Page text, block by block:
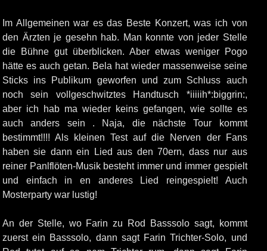
Im Allgemeinen war es das Beste Konzert, was ich von
den Ärzten je gesehn hab. Man konnte von jeder Stelle
die Bühne gut überblicken. Aber etwas weniger Pogo
hätte es auch getan. Bela hat wieder massenweise seine
Sticks ins Publikum geworfen und zum Schluss auch
noch sein vollgeschwitztes Handtusch *iiiiih*:biggrin:,
aber ich hab ma wieder keins gefangen, wie sollte es
auch anders sein . Naja, die nächste Tour kommt
bestimmt!!!! Als kleinen Test auf die Nerven der Fans
haben sie dann ein Lied aus den 70ern, dass nur aus
reiner Panlflöten-Musik besteht immer und immer gespielt
und einfach in en anderes Lied reingespielt! Auch
Mosterparty war lustig!
An der Stelle, wo Farin zu Rod Basssolo sagt, kommt
zuerst ein Basssolo, dann sagt Farin Trichter-Solo, und